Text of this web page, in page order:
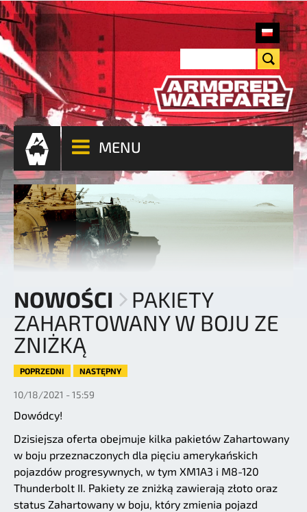
MENU
NOWOŚCI
PAKIETY
ZAHARTOWANY W BOJU ZE
ZNIŻKĄ
POPRZEDNI NASTĘPNY
10/18/2021 - 15:59
Dowódcy!
Dzisiejsza oferta obejmuje kilka pakietów Zahartowany
w boju przeznaczonych dla pięciu amerykańskich
pojazdów progresywnych, w tym XM1A3 i M8-120
Thunderbolt II. Pakiety ze zniżką zawierają złoto oraz
status Zahartowany w boju, który zmienia pojazd